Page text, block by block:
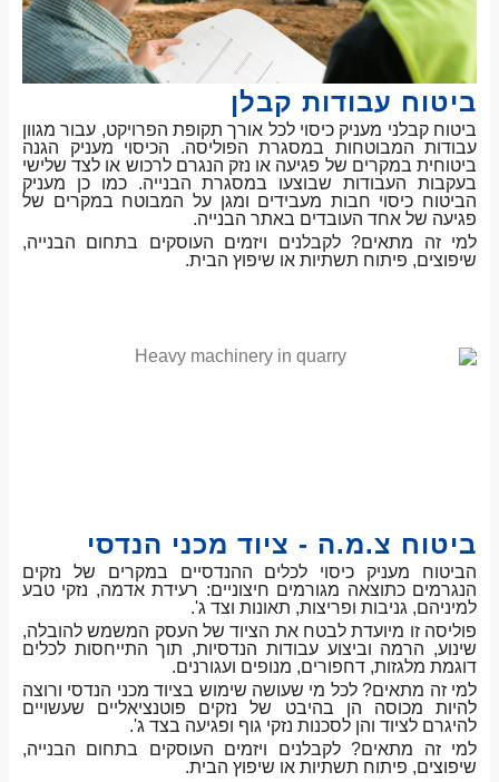
ביטוח עבודות קבלן
ביטוח קבלני מעניק כיסוי לכל אורך תקופת הפרויקט, עבור מגוון
עבודות המבוטחות במסגרת הפוליסה. הכיסוי מעניק הגנה
ביטוחית במקרים של פגיעה או נזק הנגרם לרכוש או לצד שלישי
בעקבות העבודות שבוצעו במסגרת הבנייה. כמו כן מעניק
הביטוח כיסוי חבות מעבידים ומגן על המבוטח במקרים של
פגיעה של אחד העובדים באתר הבנייה.
למי זה מתאים? לקבלנים ויזמים העוסקים בתחום הבנייה,
שיפוצים, פיתוח תשתיות או שיפוץ הבית.
ביטוח צ.מ.ה - ציוד מכני הנדסי
הביטוח מעניק כיסוי לכלים ההנדסיים במקרים של נזקים
הנגרמים כתוצאה מגורמים חיצוניים: רעידת אדמה, נזקי טבע
למיניהם, גניבות ופריצות, תאונות וצד ג'.
פוליסה זו מיועדת לבטח את הציוד של העסק המשמש להובלה,
שינוע, הרמה וביצוע עבודות הנדסיות, תוך התייחסות לכלים
דוגמת מלגזות, דחפורים, מנופים ועגורנים.
למי זה מתאים? לכל מי שעושה שימוש בציוד מכני הנדסי ורוצה
להיות מכוסה הן בהיבט של נזקים פוטנציאליים שעשויים
להיגרם לציוד והן לסכנות נזקי גוף ופגיעה בצד ג'.
למי זה מתאים? לקבלנים ויזמים העוסקים בתחום הבנייה,
שיפוצים, פיתוח תשתיות או שיפוץ הבית.